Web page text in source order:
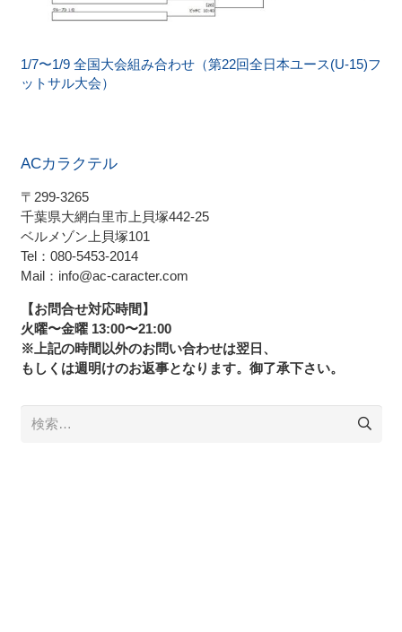
1/7〜1/9 全国大会組み合わせ（第22回全日本ユース(U-15)フ
ットサル大会）
ACカラクテル
〒299-3265
千葉県大網白里市上貝塚442-25
ベルメゾン上貝塚101
Tel：080-5453-2014
Mail：info@ac-caracter.com
【お問合せ対応時間】
火曜〜金曜 13:00〜21:00
※上記の時間以外のお問い合わせは翌日、
もしくは週明けのお返事となります。御了承下さい。
索: